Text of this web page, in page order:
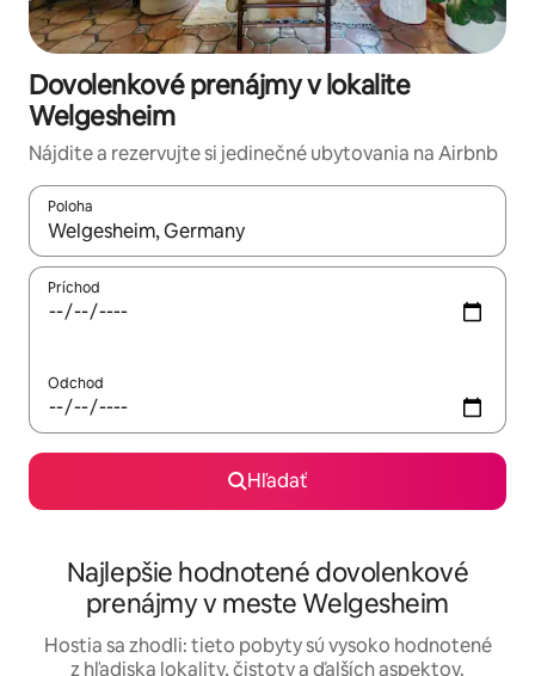
Dovolenkové prenájmy v lokalite
Welgesheim
Nájdite a rezervujte si jedinečné ubytovania na Airbnb
Poloha
Keď budú výsledky k dispozícii, môžete si ich prechádzať
Príchod
Odchod
Hľadať
Najlepšie hodnotené dovolenkové
prenájmy v meste Welgesheim
Hostia sa zhodli: tieto pobyty sú vysoko hodnotené
z hľadiska lokality, čistoty a ďalších aspektov.